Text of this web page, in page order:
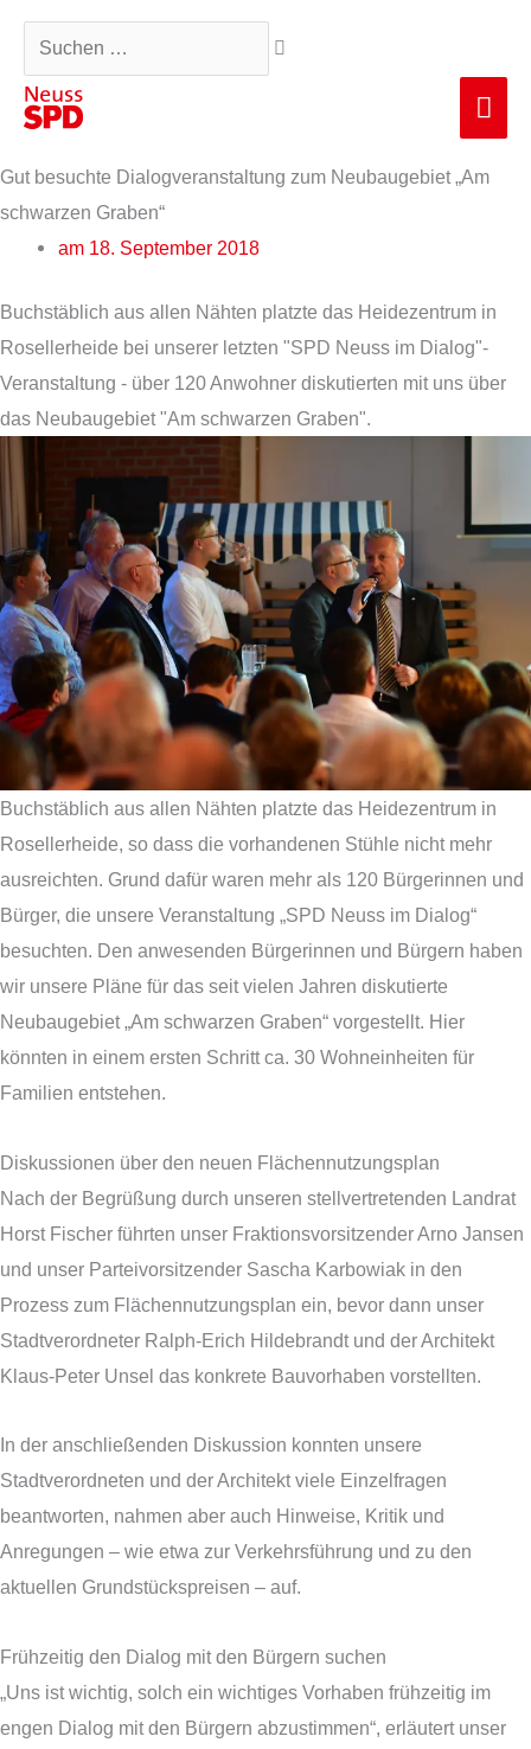
Zum
Inhalt
springen
Suchen …
Gut besuchte Dialogveranstaltung zum Neubaugebiet „Am
schwarzen Graben“
am 18. September 2018
Buchstäblich aus allen Nähten platzte das Heidezentrum in
Rosellerheide bei unserer letzten "SPD Neuss im Dialog"-
Veranstaltung - über 120 Anwohner diskutierten mit uns über
das Neubaugebiet "Am schwarzen Graben".
Buchstäblich aus allen Nähten platzte das Heidezentrum in
Rosellerheide, so dass die vorhandenen Stühle nicht mehr
ausreichten. Grund dafür waren mehr als 120 Bürgerinnen und
Bürger, die unsere Veranstaltung „SPD Neuss im Dialog“
besuchten. Den anwesenden Bürgerinnen und Bürgern haben
wir unsere Pläne für das seit vielen Jahren diskutierte
Neubaugebiet „Am schwarzen Graben“ vorgestellt. Hier
könnten in einem ersten Schritt ca. 30 Wohneinheiten für
Familien entstehen.
Diskussionen über den neuen Flächennutzungsplan
Nach der Begrüßung durch unseren stellvertretenden Landrat
Horst Fischer führten unser Fraktionsvorsitzender Arno Jansen
und unser Parteivorsitzender Sascha Karbowiak in den
Prozess zum Flächennutzungsplan ein, bevor dann unser
Stadtverordneter Ralph-Erich Hildebrandt und der Architekt
Klaus-Peter Unsel das konkrete Bauvorhaben vorstellten.
In der anschließenden Diskussion konnten unsere
Stadtverordneten und der Architekt viele Einzelfragen
beantworten, nahmen aber auch Hinweise, Kritik und
Anregungen – wie etwa zur Verkehrsführung und zu den
aktuellen Grundstückspreisen – auf.
Frühzeitig den Dialog mit den Bürgern suchen
„Uns ist wichtig, solch ein wichtiges Vorhaben frühzeitig im
engen Dialog mit den Bürgern abzustimmen“, erläutert unser